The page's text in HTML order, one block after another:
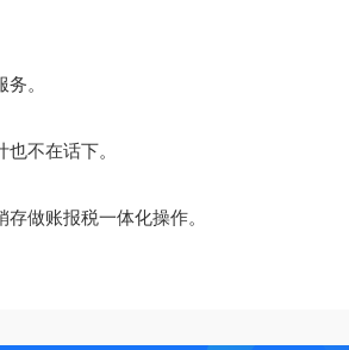
。
不在话下。
做账报税一体化操作。